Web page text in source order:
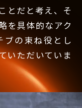
とだと考え、そ
を具体的なアク
ブの束ね役とし
いただいていま